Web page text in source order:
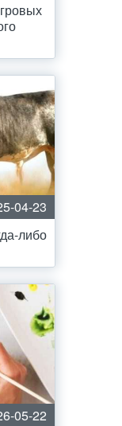
04-23
либо
05-22